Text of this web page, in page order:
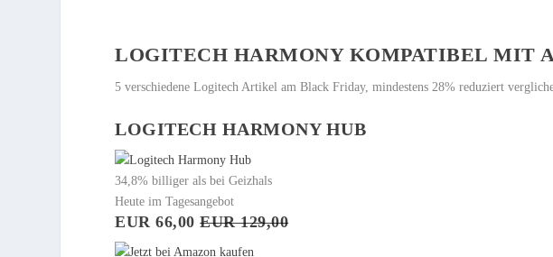
LOGITECH HARMONY KOMPATIBEL MIT
5 verschiedene Logitech Artikel am Black Friday, mindestens 28% reduziert
LOGITECH HARMONY HUB
34,8% billiger als bei Geizhals
Heute im Tagesangebot
EUR 66,00EUR 129,00